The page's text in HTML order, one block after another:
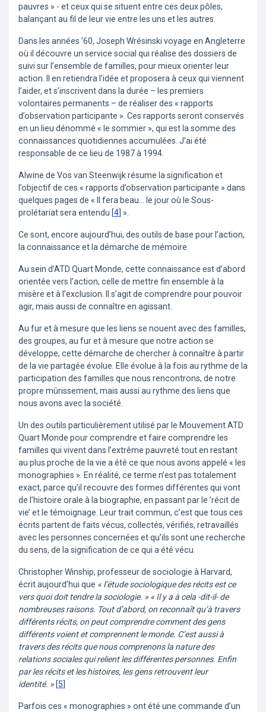
pauvres » - et ceux qui se situent entre ces deux pôles,
balançant au fil de leur vie entre les uns et les autres.
Dans les années ’60, Joseph Wrésinski voyage en Angleterre
où il découvre un service social qui réalise des dossiers de
suivi sur l’ensemble de familles, pour mieux orienter leur
action. Il en retiendra l’idée et proposera à ceux qui viennent
l’aider, et s’inscrivent dans la durée – les premiers
volontaires permanents – de réaliser des « rapports
d’observation participante ». Ces rapports seront conservés
en un lieu dénommé « le sommier », qui est la somme des
connaissances quotidiennes accumulées. J’ai été
responsable de ce lieu de 1987 à 1994.
Alwine de Vos van Steenwijk résume la signification et
l’objectif de ces « rapports d’observation participante » dans
quelques pages de « Il fera beau... le jour où le Sous-
prolétariat sera entendu [4 ».
Ce sont, encore aujourd’hui, des outils de base pour l’action,
la connaissance et la démarche de mémoire.
Au sein d’ATD Quart Monde, cette connaissance est d’abord
orientée vers l’action, celle de mettre fin ensemble à la
misère et à l’exclusion. Il s’agit de comprendre pour pouvoir
agir, mais aussi de connaître en agissant.
Au fur et à mesure que les liens se nouent avec des familles,
des groupes, au fur et à mesure que notre action se
développe, cette démarche de chercher à connaître à partir
de la vie partagée évolue. Elle évolue à la fois au rythme de la
participation des familles que nous rencontrons, de notre
propre mûrissement, mais aussi au rythme des liens que
nous avons avec la société.
Un des outils particulièrement utilisé par le Mouvement ATD
Quart Monde pour comprendre et faire comprendre les
familles qui vivent dans l’extrême pauvreté tout en restant
au plus proche de la vie a été ce que nous avons appelé « les
monographies ». En réalité, ce terme n’est pas totalement
exact, parce qu’il recouvre des formes différentes qui vont
de l’histoire orale à la biographie, en passant par le ’récit de
vie’ et le témoignage. Leur trait commun, c’est que tous ces
écrits partent de faits vécus, collectés, vérifiés, retravaillés
avec les personnes concernées et qu’ils sont une recherche
du sens, de la signification de ce qui a été vécu.
Christopher Winship, professeur de sociologie à Harvard,
écrit aujourd’hui que « l’étude sociologique des récits est ce
vers quoi doit tendre la sociologie. » « Il y a à cela -dit-il- de
nombreuses raisons. Tout d’abord, on reconnaît qu’à travers
différents récits, on peut comprendre comment des gens
différents voient et comprennent le monde. C’est aussi à
travers des récits que nous comprenons la nature des
relations sociales qui relient les différentes personnes. Enfin
par les récits et les histoires, les gens retrouvent leur
identité. » [5
Parfois ces « monographies » ont été une commande d’un